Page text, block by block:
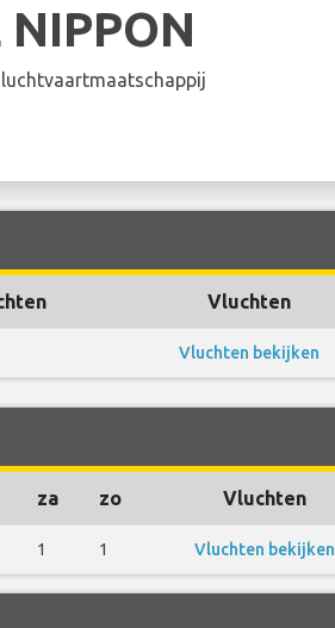
Vluchten
Vluchten bekijken
za zo Vluchten
1 1 Vluchten bekijken